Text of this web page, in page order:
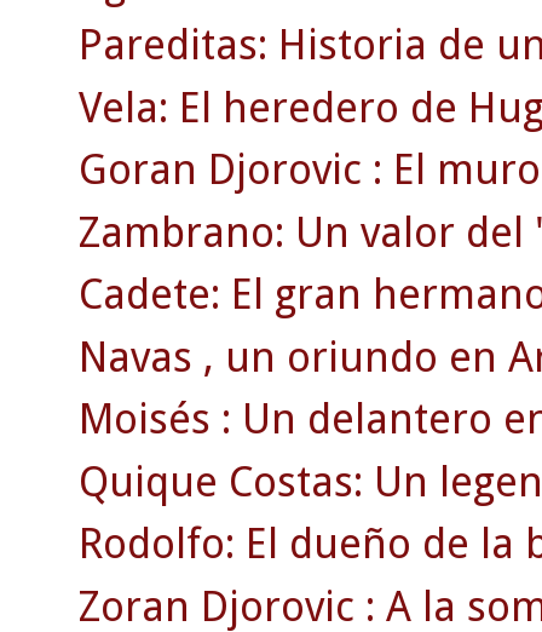
Pareditas: Historia de
Vela: El heredero de
Goran Djorovic : El
Zambrano: Un valor del
Cadete: El gran
Navas , un oriundo en
Moisés : Un delantero
Quique Costas: Un
Rodolfo: El dueño de la
Zoran Djorovic : A la